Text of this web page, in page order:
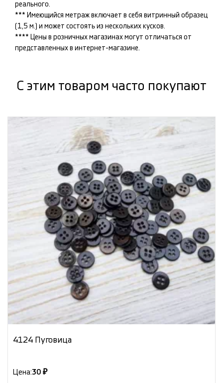
реального.
*** Имеющийся метраж включает в себя витринный образец
(1,5 м.) и может состоять из нескольких кусков.
**** Цены в розничных магазинах могут отличаться от
представленных в интернет-магазине.
С этим товаром часто покупают
4124 Пуговица
Цена:30 ₽